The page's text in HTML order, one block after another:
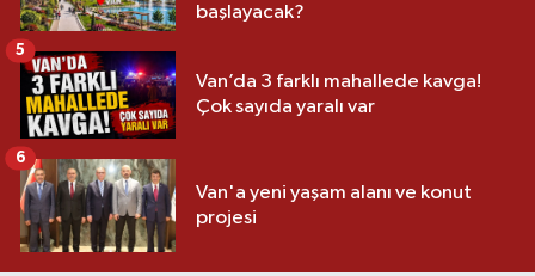
başlayacak?
Van’da 3 farklı mahallede kavga!
Çok sayıda yaralı var
5
Van'a yeni yaşam alanı ve konut
projesi
6